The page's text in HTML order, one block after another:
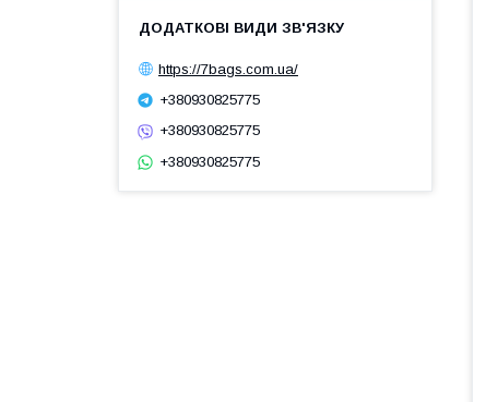
https://7bags.com.ua/
+380930825775
+380930825775
+380930825775